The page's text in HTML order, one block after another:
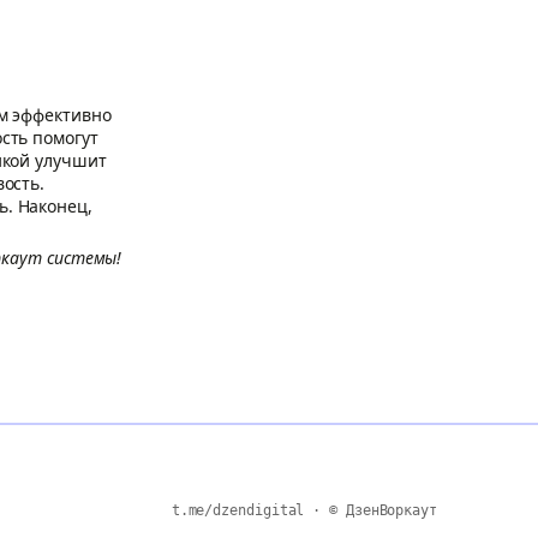
эффективно
помогут
улучшит
Наконец,
системы!
t.me/dzendigital · © ДзенВоркаут